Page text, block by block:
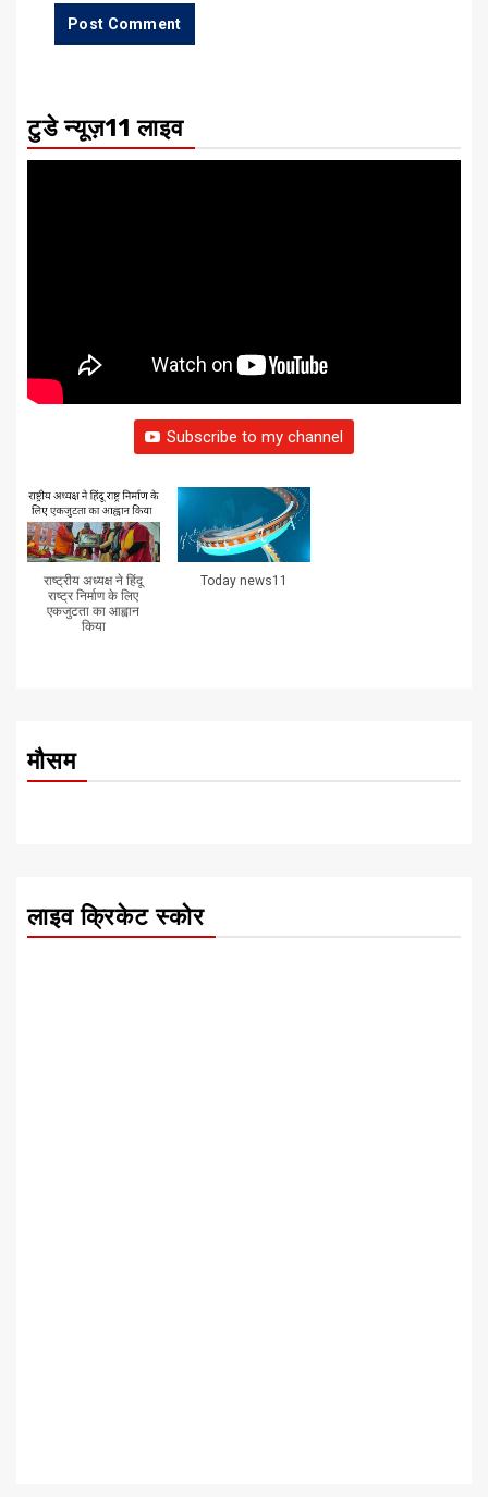
टुडे न्यूज़11 लाइव
Subscribe to my channel
राष्ट्रीय अध्यक्ष ने हिंदू
राष्ट्र निर्माण के लिए
एकजुटता का आह्वान
किया
Today news11
मौसम
लाइव क्रिकेट स्कोर